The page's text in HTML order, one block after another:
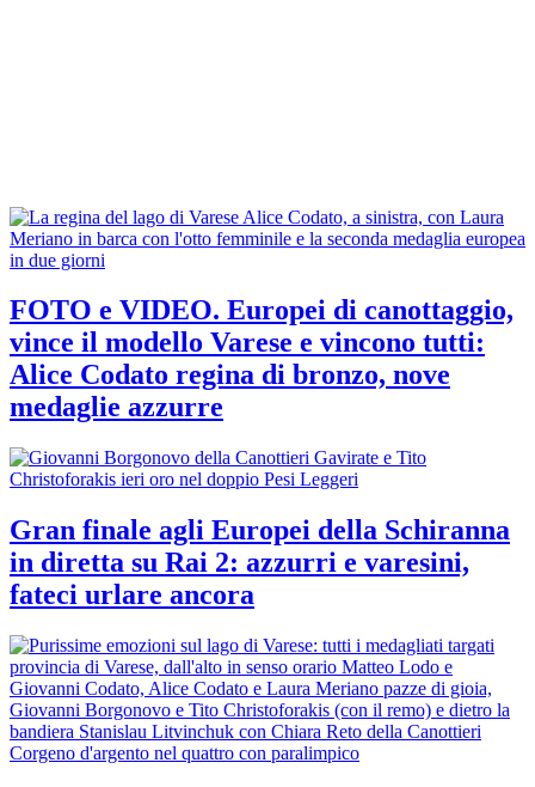
FOTO e VIDEO. Europei di canottaggio,
vince il modello Varese e vincono tutti:
Alice Codato regina di bronzo, nove
medaglie azzurre
Gran finale agli Europei della Schiranna
in diretta su Rai 2: azzurri e varesini,
fateci urlare ancora